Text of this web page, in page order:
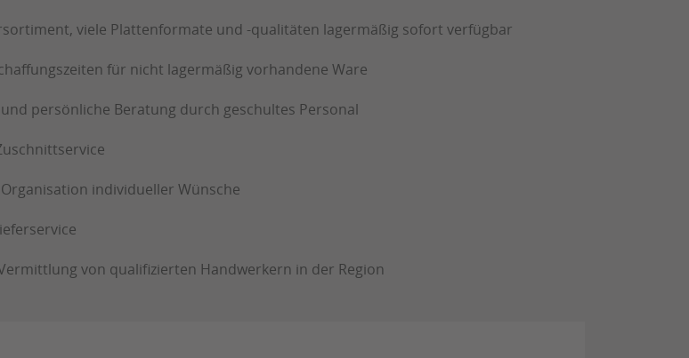
viele Plattenformate und -qualitäten lagermäßig sofort verfügbar
für nicht lagermäßig vorhandene Ware
persönliche Beratung durch geschultes Personal
individueller Wünsche
von qualifizierten Handwerkern in der Region